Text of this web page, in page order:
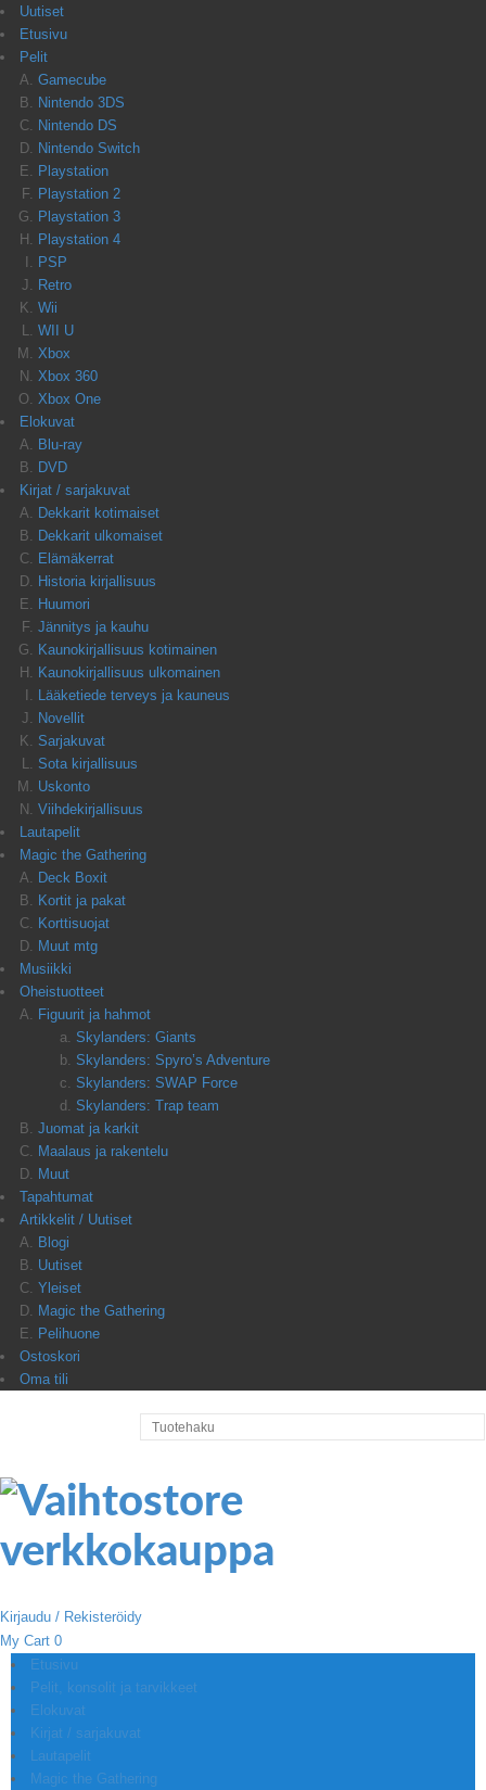
Uutiset
Etusivu
Pelit
Gamecube
Nintendo 3DS
Nintendo DS
Nintendo Switch
Playstation
Playstation 2
Playstation 3
Playstation 4
PSP
Retro
Wii
WII U
Xbox
Xbox 360
Xbox One
Elokuvat
Blu-ray
DVD
Kirjat / sarjakuvat
Dekkarit kotimaiset
Dekkarit ulkomaiset
Elämäkerrat
Historia kirjallisuus
Huumori
Jännitys ja kauhu
Kaunokirjallisuus kotimainen
Kaunokirjallisuus ulkomainen
Lääketiede terveys ja kauneus
Novellit
Sarjakuvat
Sota kirjallisuus
Uskonto
Viihdekirjallisuus
Lautapelit
Magic the Gathering
Deck Boxit
Kortit ja pakat
Korttisuojat
Muut mtg
Musiikki
Oheistuotteet
Figuurit ja hahmot
Skylanders: Giants
Skylanders: Spyro’s Adventure
Skylanders: SWAP Force
Skylanders: Trap team
Juomat ja karkit
Maalaus ja rakentelu
Muut
Tapahtumat
Artikkelit / Uutiset
Blogi
Uutiset
Yleiset
Magic the Gathering
Pelihuone
Ostoskori
Oma tili
Kirjaudu / Rekisteröidy
My Cart 0
Etusivu
Pelit, konsolit ja tarvikkeet
Elokuvat
Kirjat / sarjakuvat
Lautapelit
Magic the Gathering